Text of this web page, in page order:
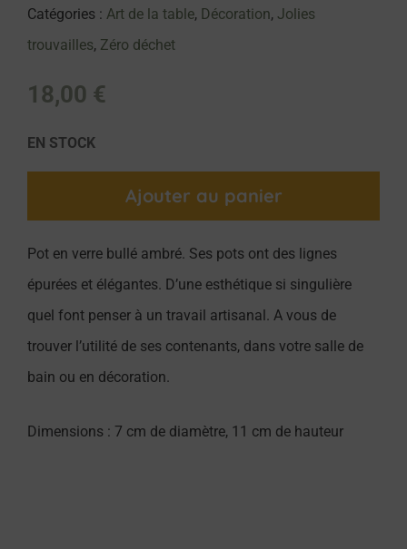
Catégories : Art de la table, Décoration, Jolies
trouvailles, Zéro déchet
18,00 €
EN STOCK
Ajouter au panier
Pot en verre bullé ambré. Ses pots ont des lignes
épurées et élégantes. D’une esthétique si singulière
quel font penser à un travail artisanal. A vous de
trouver l’utilité de ses contenants, dans votre salle de
bain ou en décoration.
Dimensions : 7 cm de diamètre, 11 cm de hauteur